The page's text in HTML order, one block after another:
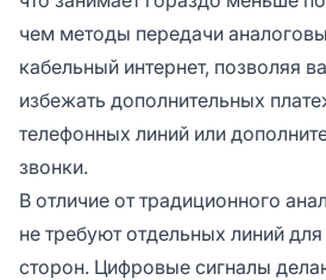
чем методы передачи
кабельный интернет, позволяя
избежать дополнительных
телефонных линий или
звонки.
В отличие от традиционного
не требуют отдельных линий
сторон. Цифровые сигналы